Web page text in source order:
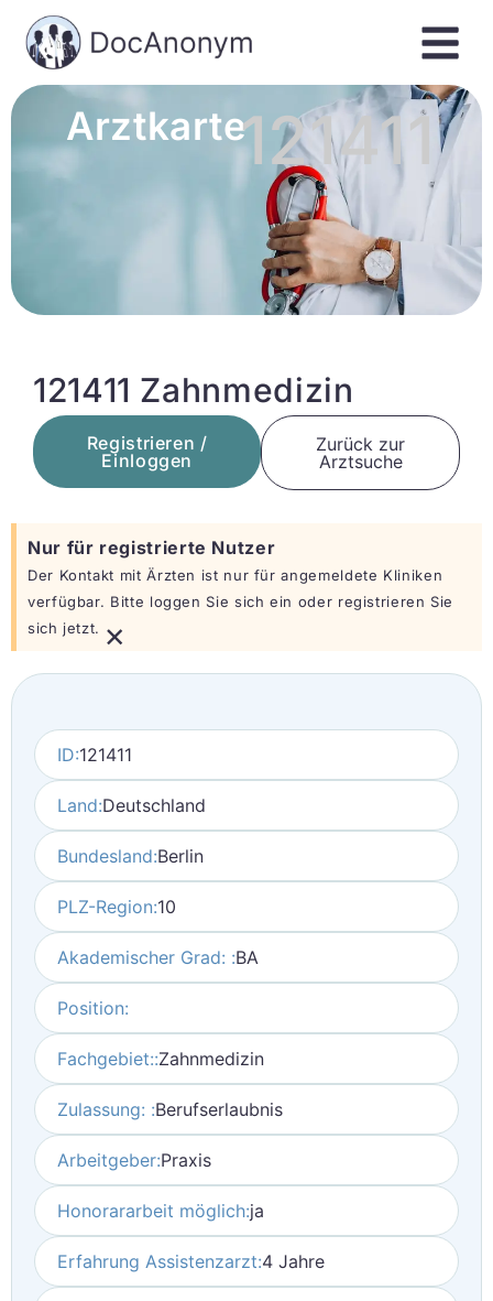
Arztkarte121411
121411 Zahnmedizin
Registrieren /
Einloggen
Zurück zur
Arztsuche
Nur für registrierte Nutzer
Der Kontakt mit Ärzten ist nur für angemeldete Kliniken
verfügbar. Bitte loggen Sie sich ein oder registrieren Sie
sich jetzt. ×
ID:121411
Land:Deutschland
Bundesland:Berlin
PLZ-Region:10
Akademischer Grad: :BA
Position:
Fachgebiet::Zahnmedizin
Zulassung: :Berufserlaubnis
Arbeitgeber:Praxis
Honorararbeit möglich:ja
Erfahrung Assistenzarzt:4 Jahre